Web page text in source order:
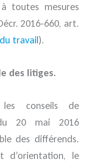
toutes mesures
2016-660, art.
travail).
des litiges.
conseils de
20 mai 2016
des différends.
d’orientation, le